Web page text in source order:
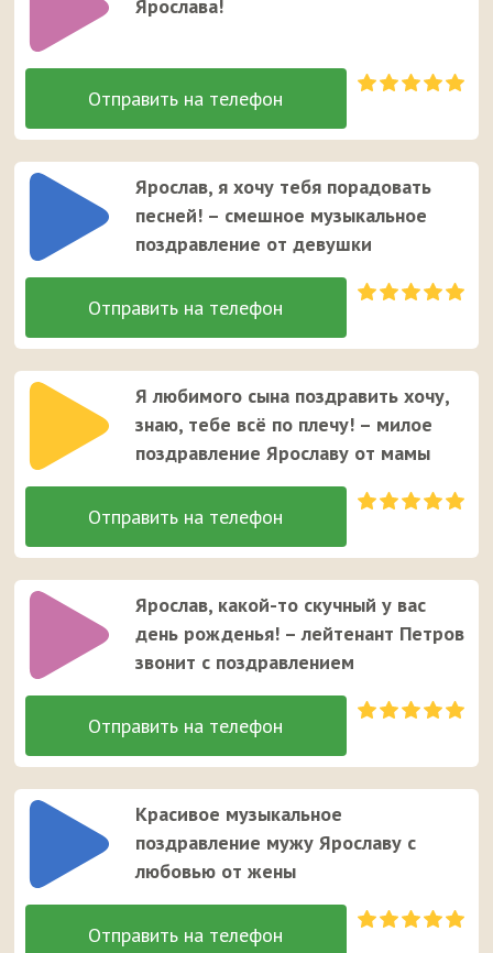
Ярослава!
Ярослав, я хочу тебя порадовать
песней! – смешное музыкальное
поздравление от девушки
Я любимого сына поздравить хочу,
знаю, тебе всё по плечу! – милое
поздравление Ярославу от мамы
Ярослав, какой-то скучный у вас
день рожденья! – лейтенант Петров
звонит с поздравлением
Красивое музыкальное
поздравление мужу Ярославу с
любовью от жены